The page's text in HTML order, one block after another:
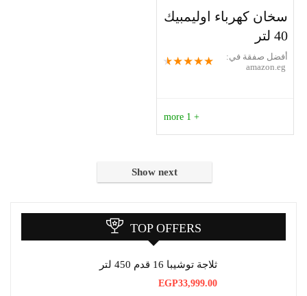
سخان كهرباء اوليمبيك
40 لتر
★
★
★
★
★
أفضل صفقة في:
amazon.eg
+ 1 more
Show next
TOP OFFERS
ثلاجة توشيبا 16 قدم 450 لتر
EGP33,999.00